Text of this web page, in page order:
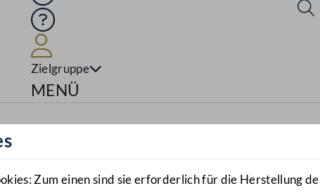
Hilfe
Zielgruppe
Navigationsmenü öffnen
MENÜ
Zum einen sind sie erforderlich für die Herstellung